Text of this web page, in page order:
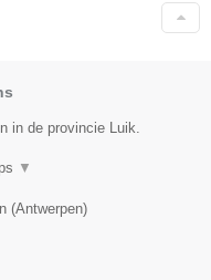
in de provincie Luik.
▼
(Antwerpen)